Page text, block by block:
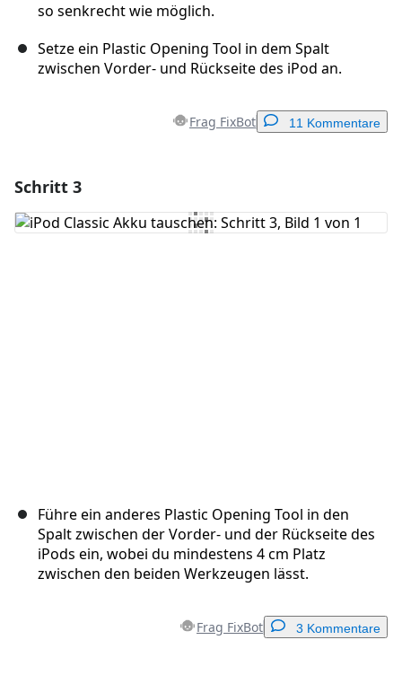
so senkrecht wie möglich.
Setze ein Plastic Opening Tool in dem Spalt
zwischen Vorder- und Rückseite des iPod an.
Frag FixBot 11 Kommentare
Kommentar hinzufügen
Schritt 3
Führe ein anderes Plastic Opening Tool in den
Spalt zwischen der Vorder- und der Rückseite des
iPods ein, wobei du mindestens 4 cm Platz
zwischen den beiden Werkzeugen lässt.
Frag FixBot 3 Kommentare